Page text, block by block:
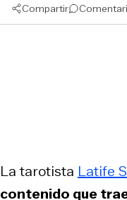
Compartir
La tarotista Latife
contenido que